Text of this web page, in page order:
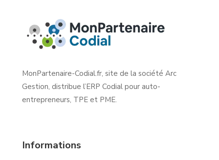
MonPartenaire-Codial.fr, site de la société Arc
Gestion, distribue l’ERP Codial pour auto-
entrepreneurs, TPE et PME.
Informations